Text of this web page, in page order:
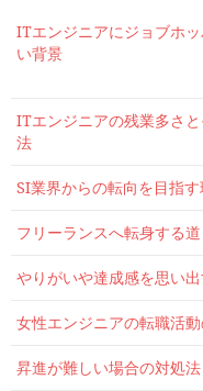
ITエンジニアにジョブホ
い背景
ITエンジニアの残業多さ
法
SI業界からの転向を目指す
フリーランスへ転身する
やりがいや達成感を思い
女性エンジニアの転職活
昇進が難しい場合の対処法